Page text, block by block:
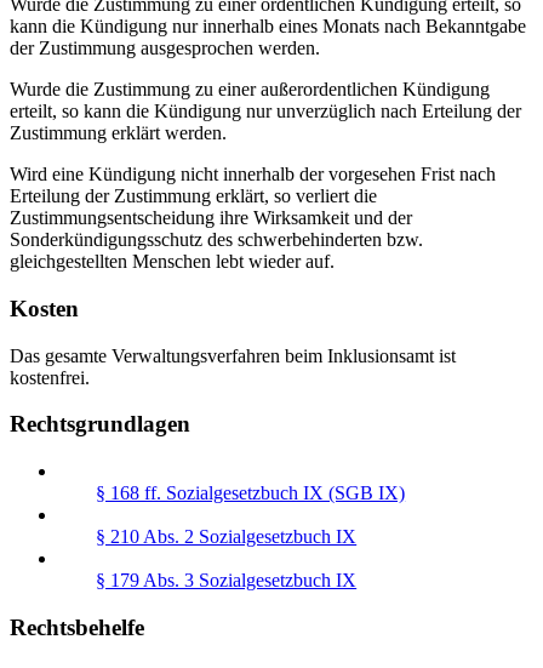
Wurde die Zustimmung zu einer ordentlichen Kündigung erteilt, so
kann die Kündigung nur innerhalb eines Monats nach Bekanntgabe
der Zustimmung ausgesprochen werden.
Wurde die Zustimmung zu einer außerordentlichen Kündigung
erteilt, so kann die Kündigung nur unverzüglich nach Erteilung der
Zustimmung erklärt werden.
Wird eine Kündigung nicht innerhalb der vorgesehen Frist nach
Erteilung der Zustimmung erklärt, so verliert die
Zustimmungsentscheidung ihre Wirksamkeit und der
Sonderkündigungsschutz des schwerbehinderten bzw.
gleichgestellten Menschen lebt wieder auf.
Kosten
Das gesamte Verwaltungsverfahren beim Inklusionsamt ist
kostenfrei.
Rechtsgrundlagen
§ 168 ff. Sozialgesetzbuch IX (SGB IX)
§ 210 Abs. 2 Sozialgesetzbuch IX
§ 179 Abs. 3 Sozialgesetzbuch IX
Rechtsbehelfe